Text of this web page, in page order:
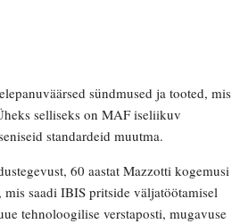
sündmused ja tooted, mis
selliseks on MAF iseliikuv
standardeid muutma.
60 aastat Mazzotti kogemusi
saadi IBIS pritside väljatöötamisel
tehnoloogilise verstaposti, mugavuse